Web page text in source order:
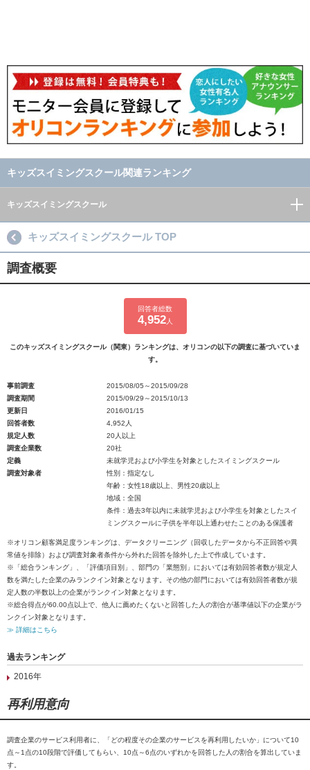
キッズスイミングスクール関連ランキング
キッズスイミングスクール
キッズスイミングスクール TOP
調査概要
回答者総数
4,952人
このキッズスイミングスクール（関東）ランキングは、オリコンの以下の調査に基づいていま
す。
事前調査
2015/08/05～2015/09/28
調査期間
2015/09/29～2015/10/13
更新日
2016/01/15
回答者数
4,952人
規定人数
20人以上
調査企業数
20社
定義
未就学児および小学生を対象としたスイミングスクール
調査対象者
性別：指定なし
年齢：女性18歳以上、男性20歳以上
地域：全国
条件：過去3年以内に未就学児および小学生を対象としたスイ
ミングスクールに子供を半年以上通わせたことのある保護者
※オリコン顧客満足度ランキングは、データクリーニング（回収したデータから不正回答や異
常値を排除）および調査対象者条件から外れた回答を除外した上で作成しています。
※「総合ランキング」、「評価項目別」、部門の「業態別」においては有効回答者数が規定人
数を満たした企業のみランクイン対象となります。その他の部門においては有効回答者数が規
定人数の半数以上の企業がランクイン対象となります。
※総合得点が60.00点以上で、他人に薦めたくないと回答した人の割合が基準値以下の企業がラ
ンクイン対象となります。
≫ 詳細はこちら
過去ランキング
2016年
再利用意向
調査企業のサービス利用者に、「どの程度その企業のサービスを再利用したいか」について10
点～1点の10段階で評価してもらい、10点～6点のいずれかを回答した人の割合を算出していま
す。